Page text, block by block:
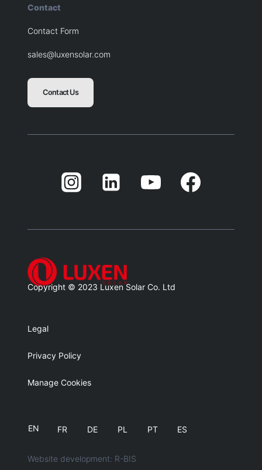
Contact
Contact Form
sales@luxensolar.com
Contact Us
Copyright © 2023 Luxen Solar Co. Ltd
Legal
Privacy Policy
Manage Cookies
EN FR DE PL PT ES
Website development: R-BIS